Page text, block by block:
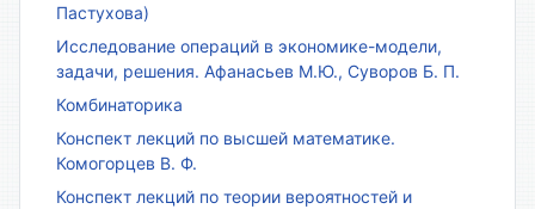
Пастухова)
Исследование операций в экономике-модели,
задачи, решения. Афанасьев М.Ю., Суворов Б. П.
Комбинаторика
Конспект лекций по высшей математике.
Комогорцев В. Ф.
Конспект лекций по теории вероятностей и